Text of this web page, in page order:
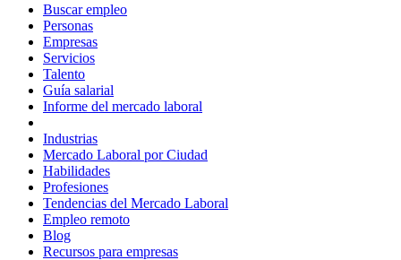
Buscar empleo
Personas
Empresas
Servicios
Talento
Guía salarial
Informe del mercado laboral
Industrias
Mercado Laboral por Ciudad
Habilidades
Profesiones
Tendencias del Mercado Laboral
Empleo remoto
Blog
Recursos para empresas